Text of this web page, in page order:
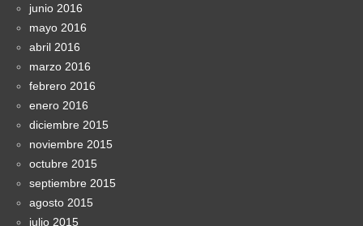
junio 2016
mayo 2016
abril 2016
marzo 2016
febrero 2016
enero 2016
diciembre 2015
noviembre 2015
octubre 2015
septiembre 2015
agosto 2015
julio 2015